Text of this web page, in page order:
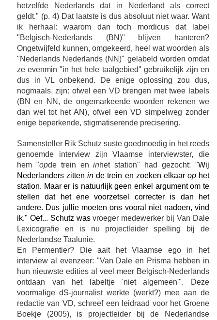
hetzelfde Nederlands dat in Nederland als correct
geldt." (p. 4) Dat laatste is dus absoluut niet waar. Want
ik herhaal: waarom dan toch mordicus dat label
"Belgisch-Nederlands (BN)" blijven hanteren?
Ongetwijfeld kunnen, omgekeerd, heel wat woorden als
"Nederlands Nederlands (NN)" gelabeld worden omdat
ze evenmin "in het hele taalgebied" gebruikelijk zijn en
dus in VL onbekend. De enige oplossing zou dus,
nogmaals, zijn: ofwel een VD brengen met twee labels
(BN en NN, de ongemarkeerde woorden rekenen we
dan wel tot het AN), ofwel een VD simpelweg zonder
enige beperkende, stigmatiserende precisering.
Samensteller Rik Schutz suste goedmoedig in het reeds
genoemde interview zijn Vlaamse interviewster, die
hem "opde trein en inhet station" had gezocht: "Wij
Nederlanders zitten in de trein en zoeken elkaar op het
station. Maar er is natuurlijk geen enkel argument om te
stellen dat het ene voorzetsel correcter is dan het
andere. Dus jullie moeten ons vooral niet nadoen, vind
ik." Oef... Schutz was vroeger medewerker bij Van Dale
Lexicografie en is nu projectleider spelling bij de
Nederlandse Taalunie.
En Permentier? Die aait het Vlaamse ego in het
interview al evenzeer: "Van Dale en Prisma hebben in
hun nieuwste edities al veel meer Belgisch-Nederlands
ontdaan van het labeltje 'niet algemeen'". Deze
voormalige dS-journalist werkte (werkt?) mee aan de
redactie van VD, schreef een leidraad voor het Groene
Boekje (2005), is projectleider bij de Nederlandse